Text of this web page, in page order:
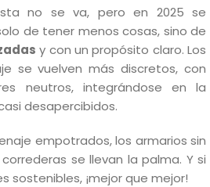
no se va, pero en 2025 se
de tener menos cosas, sino de
y con un propósito claro. Los
se vuelven más discretos, con
neutros, integrándose en la
desapercibidos.
empotrados, los armarios sin
se llevan la palma. Y si
sostenibles, ¡mejor que mejor!